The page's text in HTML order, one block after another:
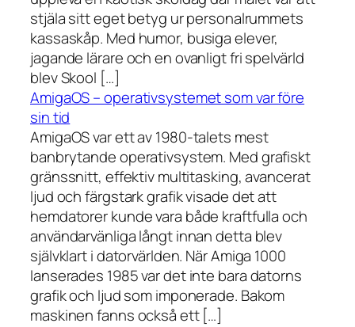
stjäla sitt eget betyg ur personalrummets
kassaskåp. Med humor, busiga elever,
jagande lärare och en ovanligt fri spelvärld
blev Skool […]
AmigaOS – operativsystemet som var före
sin tid
AmigaOS var ett av 1980-talets mest
banbrytande operativsystem. Med grafiskt
gränssnitt, effektiv multitasking, avancerat
ljud och färgstark grafik visade det att
hemdatorer kunde vara både kraftfulla och
användarvänliga långt innan detta blev
självklart i datorvärlden. När Amiga 1000
lanserades 1985 var det inte bara datorns
grafik och ljud som imponerade. Bakom
maskinen fanns också ett […]